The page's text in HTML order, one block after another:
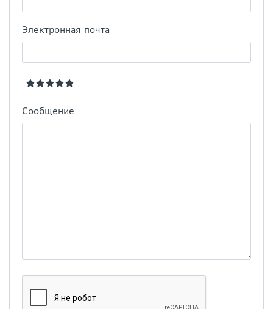
Электронная почта
Сообщение